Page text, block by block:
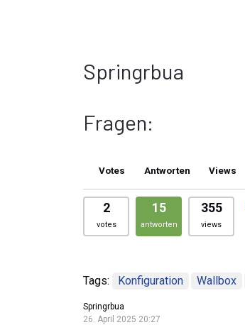
Springrbua
Fragen:
Votes Antworten Views
2
votes
15
antworten
355
views
Tags: Konfiguration Wallbox
Springrbua
26. April 2025 20:27